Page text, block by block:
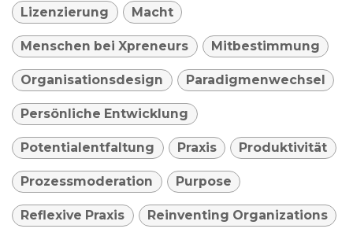
Lizenzierung Macht
Menschen bei Xpreneurs Mitbestimmung
Organisationsdesign Paradigmenwechsel
Persönliche Entwicklung
Potentialentfaltung Praxis Produktivität
Prozessmoderation Purpose
Reflexive Praxis Reinventing Organizations